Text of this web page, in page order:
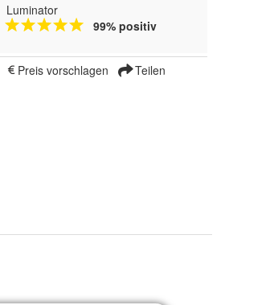
Luminator
99% positiv
Preis vorschlagen Teilen